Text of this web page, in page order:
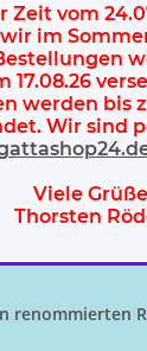
Zeit vom
im
17.08.26
werden bis
Wir sind
Viele Grüße
Thorsten
renommierten